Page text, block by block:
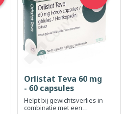
Snel bekijken
Orlistat Teva 60 mg
- 60 capsules
Helpt bij gewichtsverlies in
combinatie met een